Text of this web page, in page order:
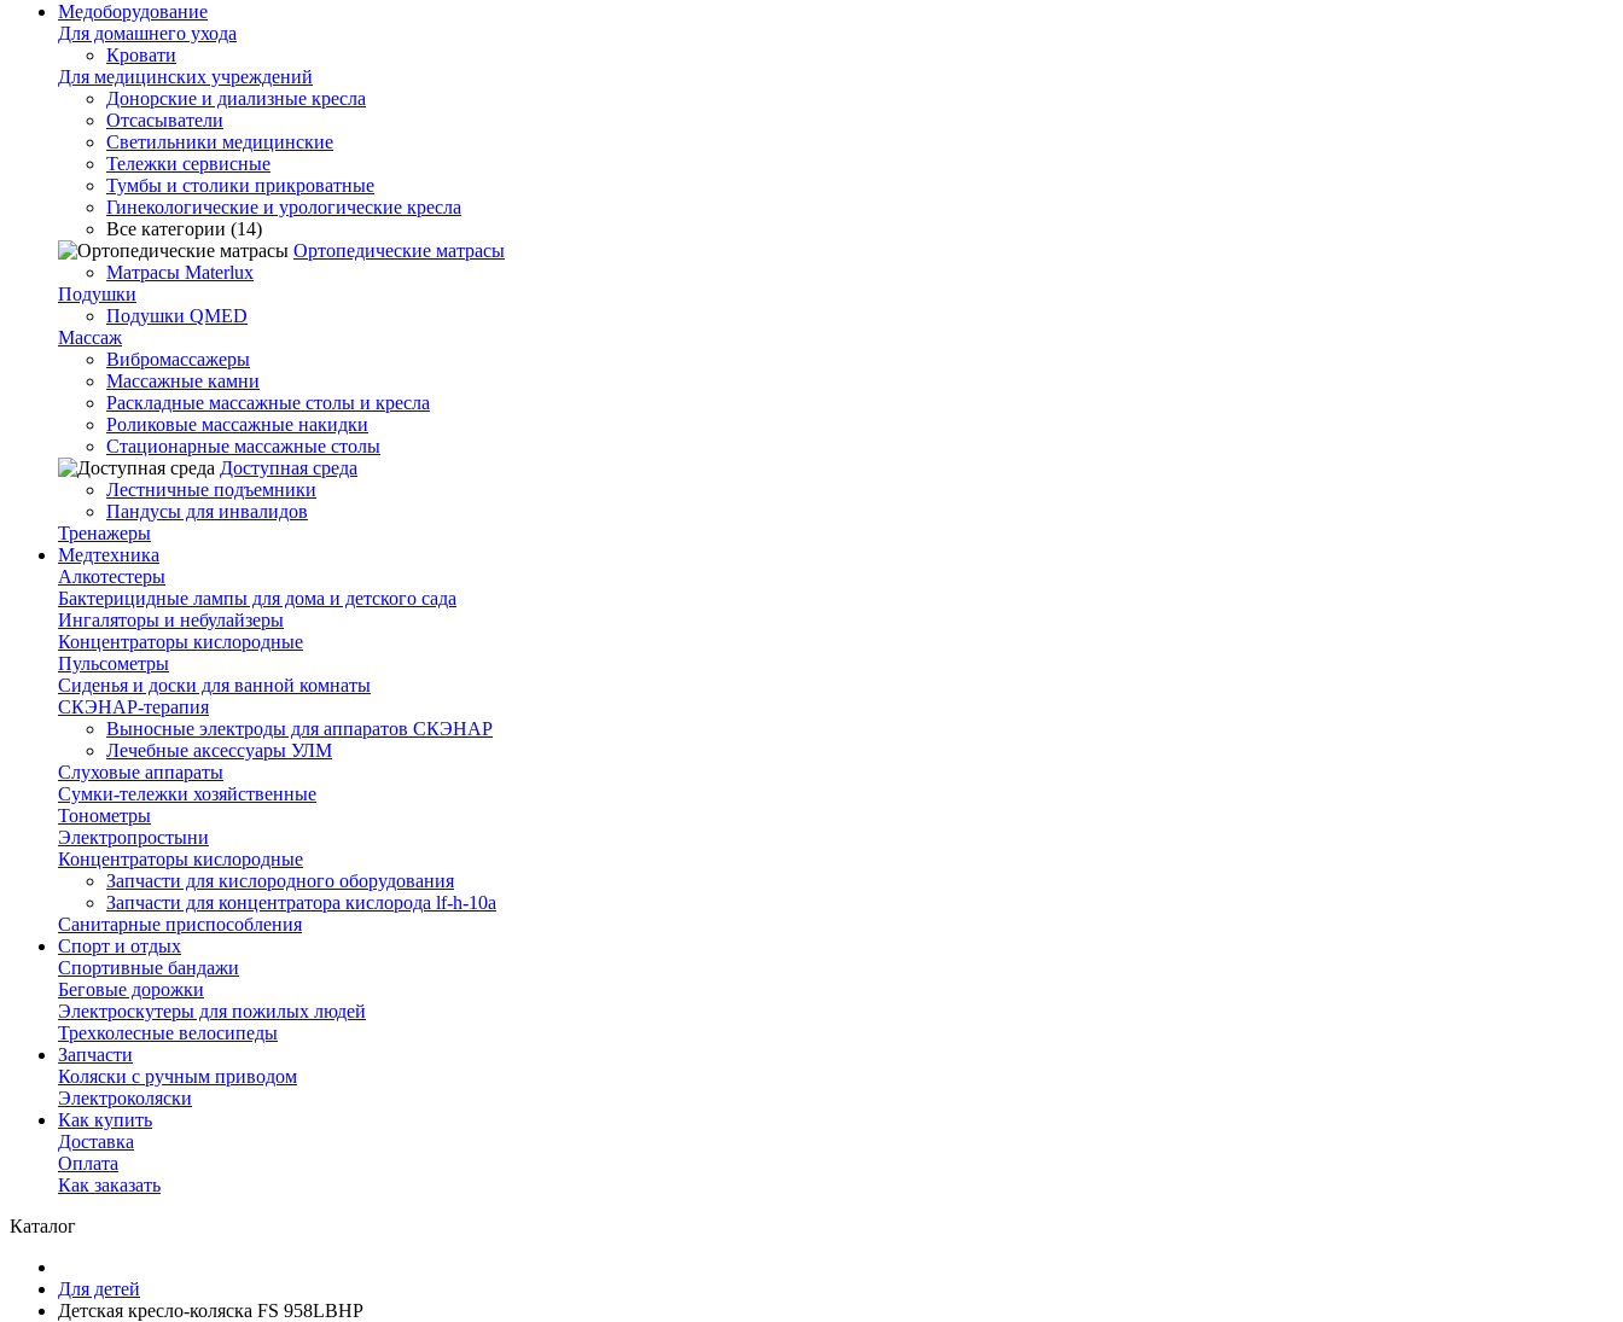
Медоборудование
Для домашнего ухода
Кровати
Для медицинских учреждений
Донорские и диализные кресла
Отсасыватели
Светильники медицинские
Тележки сервисные
Тумбы и столики прикроватные
Гинекологические и урологические кресла
Все категории (14)
Ортопедические матрасы
Матрасы Materlux
Подушки
Подушки QMED
Массаж
Вибромассажеры
Массажные камни
Раскладные массажные столы и кресла
Роликовые массажные накидки
Стационарные массажные столы
Доступная среда
Лестничные подъемники
Пандусы для инвалидов
Тренажеры
Mедтехника
Алкотестеры
Бактерицидные лампы для дома и детского сада
Ингаляторы и небулайзеры
Концентраторы кислородные
Пульсометры
Сиденья и доски для ванной комнаты
СКЭНАР-терапия
Выносные электроды для аппаратов СКЭНАР
Лечебные аксессуары УЛМ
Слуховые аппараты
Сумки-тележки хозяйственные
Тонометры
Электропростыни
Концентраторы кислородные
Запчасти для кислородного оборудования
Запчасти для концентратора кислорода lf-h-10a
Санитарные приспособления
Спорт и отдых
Спортивные бандажи
Беговые дорожки
Электроскутеры для пожилых людей
Трехколесные велосипеды
Запчасти
Коляски с ручным приводом
Электроколяски
Как купить
Доставка
Оплата
Как заказать
Каталог
Для детей
Детская кресло-коляска FS 958LBHP